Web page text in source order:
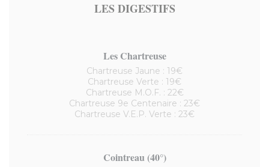
LES DIGESTIFS
Les Chartreuse
Chartreuse Jaune : 19€
Chartreuse Verte : 19€
Chartreuse M.O.F. : 22€
Chartreuse 9e Centenaire : 23€
Chartreuse V.E.P. Verte : 23€
Cointreau (40°)